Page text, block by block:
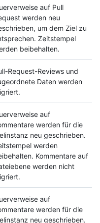
auf Pull
werden neu
um dem Ziel zu
Zeitstempel
beibehalten.
Request-Reviews und
Daten werden
auf
werden für die
neu geschrieben.
werden
Kommentare auf
werden nicht
auf
werden für die
neu geschrieben.